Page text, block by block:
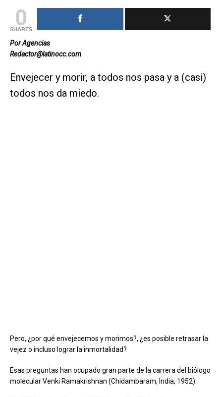
0
SHARES
Por Agencias
Redactor@latinocc.com
Envejecer y morir, a todos nos pasa y a (casi)
todos nos da miedo.
Pero, ¿por qué envejecemos y morimos?, ¿es posible retrasar la
vejez o incluso lograr la inmortalidad?
Esas preguntas han ocupado gran parte de la carrera del biólogo
molecular Venki Ramakrishnan (Chidambaram, India, 1952).